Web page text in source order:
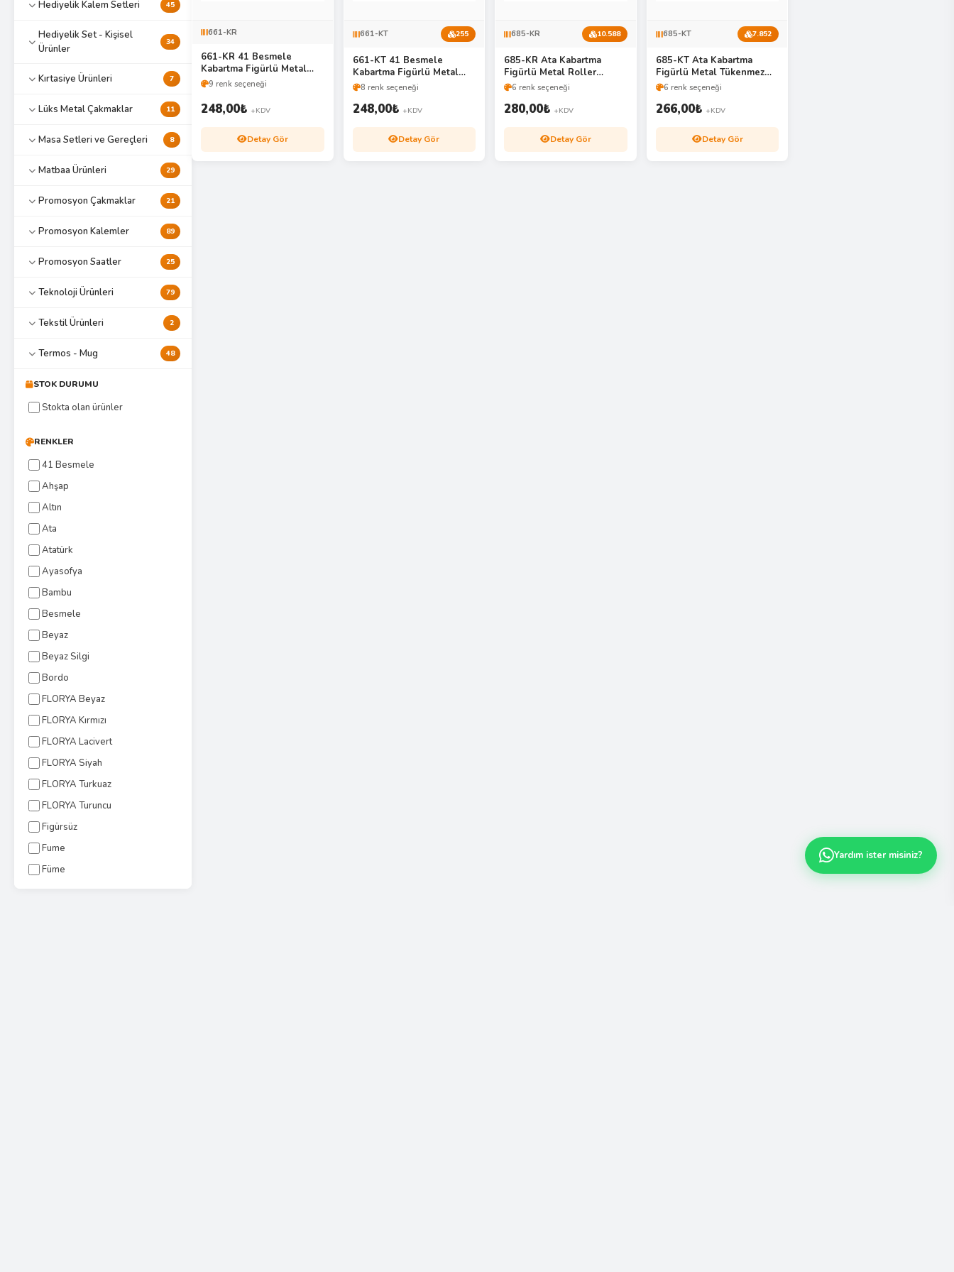
Hediyelik Kalem Setleri 45
Hediyelik Set - Kişisel
Ürünler
34
Kırtasiye Ürünleri 7
Lüks Metal Çakmaklar 11
Masa Setleri ve Gereçleri 8
Matbaa Ürünleri 29
Promosyon Çakmaklar 21
Promosyon Kalemler 89
Promosyon Saatler 25
Teknoloji Ürünleri 79
Tekstil Ürünleri 2
Termos - Mug 48
STOK DURUMU
Stokta olan ürünler
RENKLER
41 Besmele
Ahşap
Altın
Ata
Atatürk
Ayasofya
Bambu
Besmele
Beyaz
Beyaz Silgi
Bordo
FLORYA Beyaz
FLORYA Kırmızı
FLORYA Lacivert
FLORYA Siyah
FLORYA Turkuaz
FLORYA Turuncu
Figürsüz
Fume
Füme
661-KR
661-KR 41 Besmele
Kabartma Figürlü Metal
Roller Kalem Seti
9 renk seçeneği
248,00₺ +KDV
Detay Gör
661-KT 255
661-KT 41 Besmele
Kabartma Figürlü Metal
Tükenmez Kalem Seti
8 renk seçeneği
248,00₺ +KDV
Detay Gör
685-KR 10.588
685-KR Ata Kabartma
Figürlü Metal Roller
Kalem Seti
6 renk seçeneği
280,00₺ +KDV
Detay Gör
685-KT 7.852
685-KT Ata Kabartma
Figürlü Metal Tükenmez
Kalem Seti
6 renk seçeneği
266,00₺ +KDV
Detay Gör
Yardım ister misiniz?